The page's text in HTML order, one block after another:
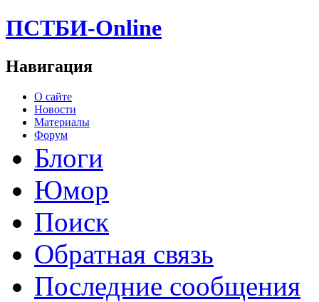
ПСТБИ-Online
Навигация
О сайте
Новости
Материалы
Форум
Блоги
Юмор
Поиск
Обратная связь
Последние сообщения